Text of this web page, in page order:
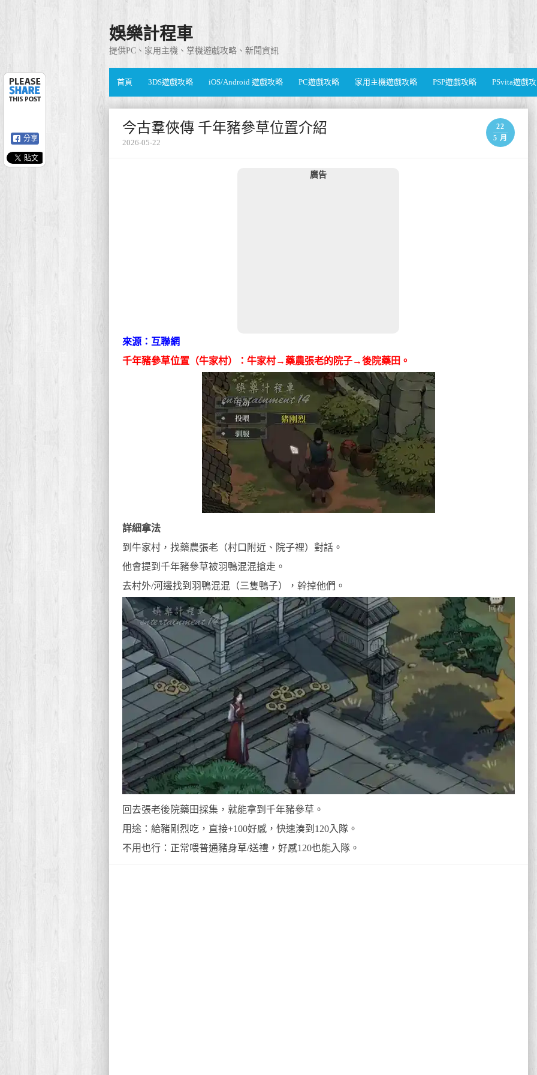
娛樂計程車
提供PC、家用主機、掌機遊戲攻略、新聞資訊
首頁 3DS遊戲攻略 iOS/Android 遊戲攻略 PC遊戲攻略 家用主機遊戲攻略 PSP遊戲攻略 PSvita遊戲
今古羣俠傳 千年豬參草位置介紹
22
5 月
2026-05-22
廣告
來源：互聯網
千年豬參草位置（牛家村）：牛家村→藥農張老的院子→後院藥田。
詳細拿法
到牛家村，找藥農張老（村口附近、院子裡）對話。
他會提到千年豬參草被羽鴨混混搶走。
去村外/河邊找到羽鴨混混（三隻鴨子），幹掉他們。
回去張老後院藥田採集，就能拿到千年豬參草。
用途：給豬剛烈吃，直接+100好感，快速湊到120入隊。
不用也行：正常喂普通豬身草/送禮，好感120也能入隊。
分享